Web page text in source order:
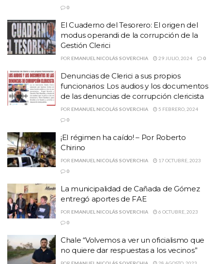
0
El Cuaderno del Tesorero: El origen del
modus operandi de la corrupción de la
Gestión Clerici
POR EMANUEL NICOLÁS SOVERCHIA 29 JULIO, 2024 0
Denuncias de Clerici a sus propios
funcionarios: Los audios y los documentos
de las denuncias de corrupción clericista
POR EMANUEL NICOLÁS SOVERCHIA
5 FEBRERO, 2024
0
¡El régimen ha caído! – Por Roberto
Chirino
POR EMANUEL NICOLÁS SOVERCHIA
17 OCTUBRE, 2023
0
La municipalidad de Cañada de Gómez
entregó aportes de FAE
POR EMANUEL NICOLÁS SOVERCHIA
6 OCTUBRE, 2023
0
Chale “Volvemos a ver un oficialismo que
no quiere dar respuestas a los vecinos”